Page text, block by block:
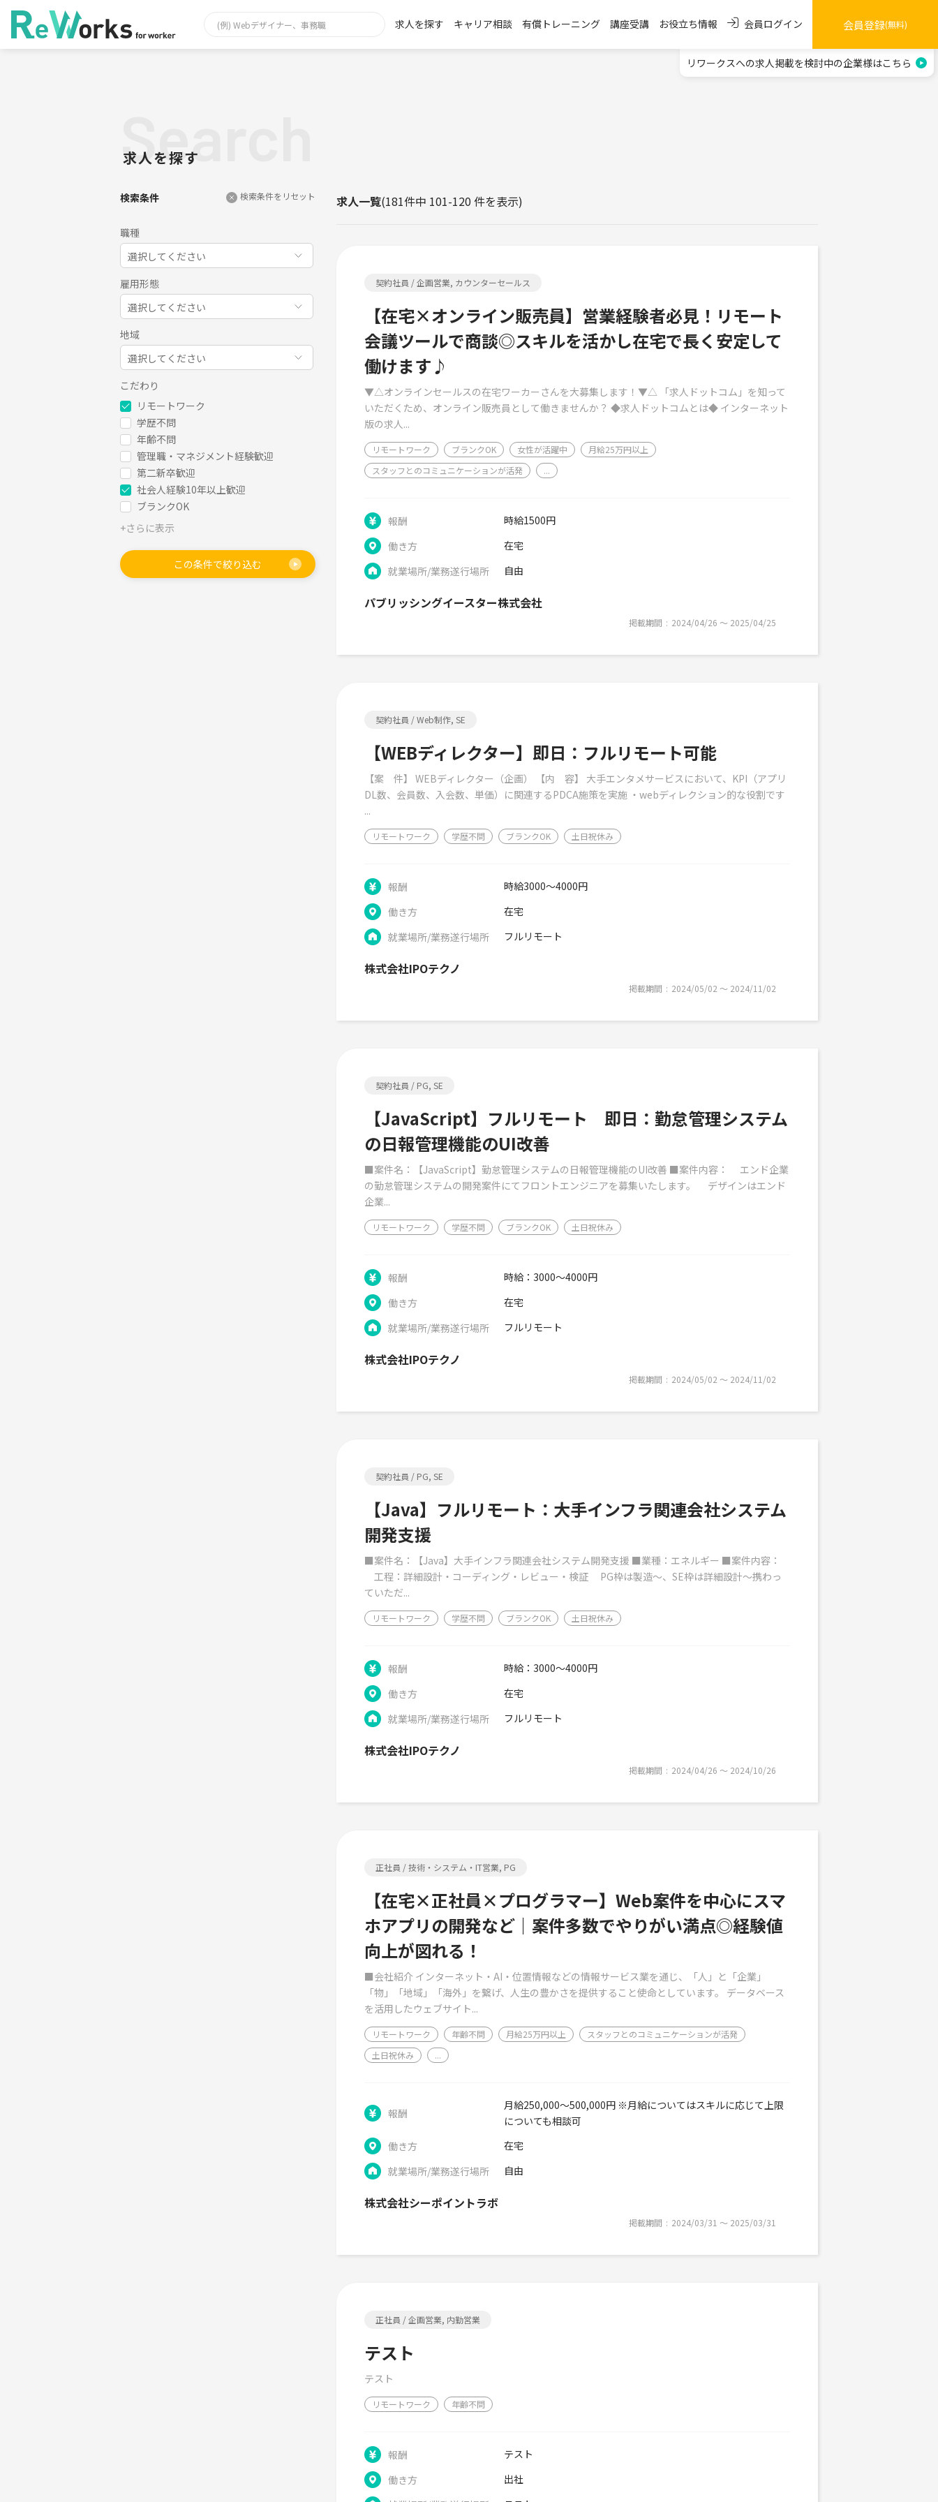
求人を探す キャリア相談 有償トレーニング 講座受講 お役立ち情報 会員ログイン 会員登録(無料)
リワークスへの求人掲載を検討中の企業様はこちら
求人を探す
Search
求人一覧(181件中 101-120 件を表示)
契約社員 / 企画営業, カウンターセールス
【在宅×オンライン販売員】営業経験者必見！リモート
会議ツールで商談◎スキルを活かし在宅で長く安定して
働けます♪
▼△オンラインセールスの在宅ワーカーさんを大募集します！▼△ 「求人ドットコム」を知って
いただくため、オンライン販売員として働きませんか？ ◆求人ドットコムとは◆ インターネット
版の求人...
リモートワーク ブランクOK 女性が活躍中
月給25万円以上
スタッフとのコミュニケーションが活発
...
報酬
時給1500円
働き方
在宅
就業場所/業務遂行場所
自由
パブリッシングイースター株式会社
掲載期間 2024/04/26 〜 2025/04/25
契約社員 / Web制作, SE
【WEBディレクター】即日：フルリモート可能
【案 件】 WEBディレクター（企画） 【内 容】 大手エンタメサービスにおいて、KPI（アプリ
DL数、会員数、入会数、単価）に関連するPDCA施策を実施 ・webディレクション的な役割です
...
リモートワーク 学歴不問 ブランクOK 土日祝休み
報酬
時給3000～4000円
働き方
在宅
就業場所/業務遂行場所
フルリモート
株式会社IPOテクノ
掲載期間 2024/05/02 〜 2024/11/02
契約社員 / PG, SE
【JavaScript】フルリモート 即日：勤怠管理システム
の日報管理機能のUI改善
■案件名：【JavaScript】勤怠管理システムの日報管理機能のUI改善 ■案件内容： エンド企業
の勤怠管理システムの開発案件にてフロントエンジニアを募集いたします。 デザインはエンド
企業...
リモートワーク 学歴不問 ブランクOK 土日祝休み
報酬
時給：3000～4000円
働き方
在宅
就業場所/業務遂行場所
フルリモート
株式会社IPOテクノ
掲載期間 2024/05/02 〜 2024/11/02
契約社員 / PG, SE
【Java】フルリモート：大手インフラ関連会社システム
開発支援
■案件名：【Java】大手インフラ関連会社システム開発支援 ■業種：エネルギー ■案件内容：
工程：詳細設計・コーディング・レビュー・検証 PG枠は製造～、SE枠は詳細設計～携わっ
ていただ...
リモートワーク 学歴不問 ブランクOK 土日祝休み
報酬
時給：3000～4000円
働き方
在宅
就業場所/業務遂行場所
フルリモート
株式会社IPOテクノ
掲載期間 2024/04/26 〜 2024/10/26
正社員 / 技術・システム・IT営業, PG
【在宅×正社員×プログラマー】Web案件を中心にスマ
ホアプリの開発など｜案件多数でやりがい満点◎経験値
向上が図れる！
■会社紹介 インターネット・AI・位置情報などの情報サービス業を通じ、「人」と「企業」
「物」「地域」「海外」を繋げ、人生の豊かさを提供すること使命としています。 データベース
を活用したウェブサイト...
リモートワーク 年齢不問 月給25万円以上
スタッフとのコミュニケーションが活発
土日祝休み
...
報酬
月給250,000～500,000円 ※月給についてはスキルに応じて上限
についても相談可
働き方
在宅
就業場所/業務遂行場所
自由
株式会社シーポイントラボ
掲載期間 2024/03/31 〜 2025/03/31
正社員 / 企画営業, 内勤営業
テスト
テスト
リモートワーク 年齢不問
報酬
テスト
働き方
出社
検索条件 検索条件をリセット
職種
選択してください
雇用形態
選択してください
地域
選択してください
こだわり
リモートワーク
学歴不問
年齢不問
管理職・マネジメント経験歓迎
第二新卒歓迎
社会人経験10年以上歓迎
ブランクOK
+さらに表示
この条件で絞り込む